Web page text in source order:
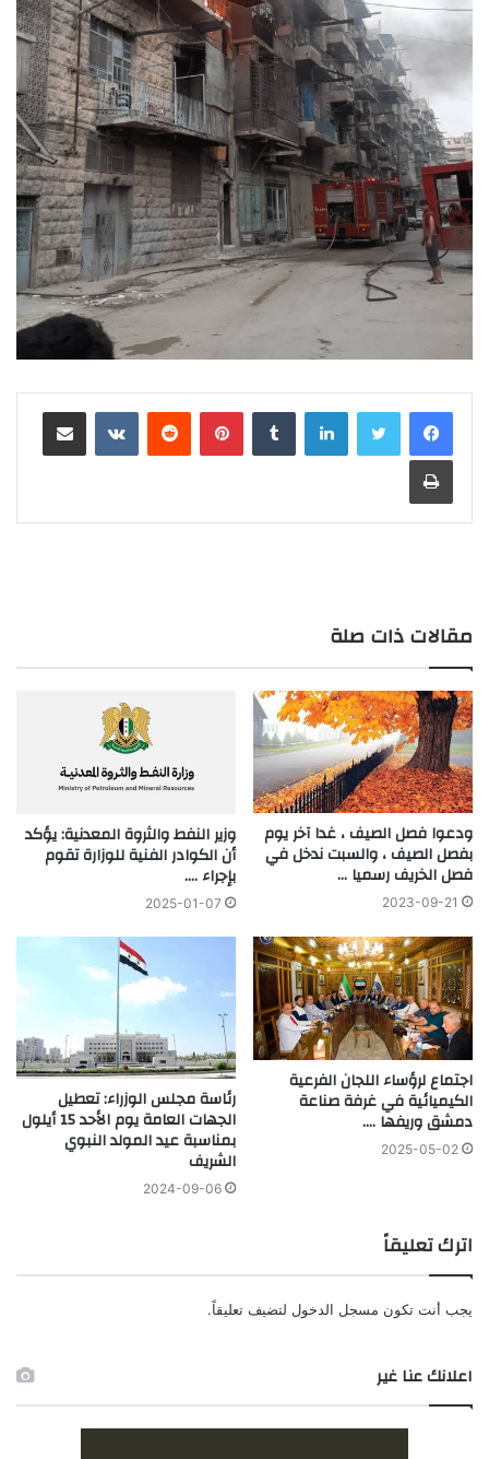
لينكدإن بينتيريست مشاركة عبر البريد
طباعة
مقالات ذات صلة
ودعوا فصل الصيف ، غدا آخر يوم
بفصل الصيف ، والسبت ندخل في
فصل الخريف رسميا …
2023-09-21
وزير النفط والثروة المعدنية: يؤكد
أن الكوادر الفنية للوزارة تقوم
بإجراء ….
2025-01-07
اجتماع لرؤساء اللجان الفرعية
الكيميائية في غرفة صناعة
دمشق وريفها ….
2025-05-02
رئاسة مجلس الوزراء: تعطيل
الجهات العامة يوم الأحد 15 أيلول
بمناسبة عيد المولد النبوي
الشريف
2024-09-06
اترك تعليقاً
يجب أنت تكون مسجل الدخول لتضيف تعليقاً.
اعلانك عنا غير